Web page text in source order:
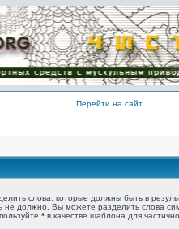
Перейти на сайт
слова, которые должны быть в
не должно. Вы можете разделить слова
* в качестве шаблона для